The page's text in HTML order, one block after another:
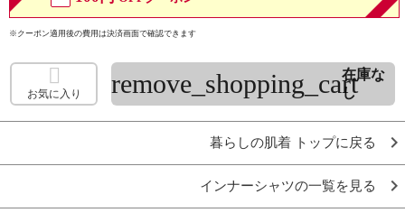
※クーポン適用後の費用は決済画面で確認できます
お気に入り remove_shopping_cart在庫な
し
暮らしの肌着 トップに戻る
インナーシャツの一覧を見る